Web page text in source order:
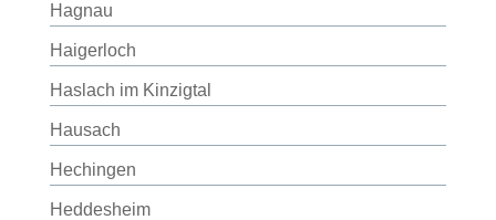
Hagnau
Haigerloch
Haslach im Kinzigtal
Hausach
Hechingen
Heddesheim